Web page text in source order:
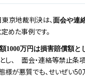
京地裁判決は、 面会や連
定めた事例です。
1000万円は損害賠償額と
し、 面会・連絡等禁止条
様が悪質でも、せいぜい